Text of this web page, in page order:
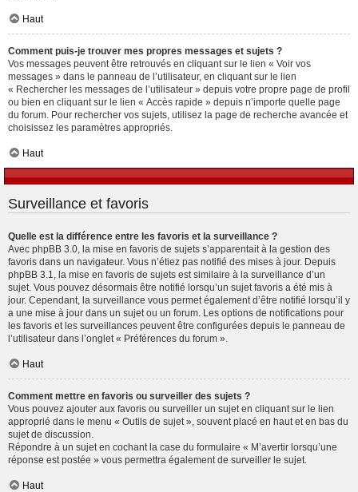
Haut
Comment puis-je trouver mes propres messages et sujets ?
Vos messages peuvent être retrouvés en cliquant sur le lien « Voir vos
messages » dans le panneau de l’utilisateur, en cliquant sur le lien
« Rechercher les messages de l’utilisateur » depuis votre propre page de profil
ou bien en cliquant sur le lien « Accès rapide » depuis n’importe quelle page
du forum. Pour rechercher vos sujets, utilisez la page de recherche avancée et
choisissez les paramètres appropriés.
Haut
Surveillance et favoris
Quelle est la différence entre les favoris et la surveillance ?
Avec phpBB 3.0, la mise en favoris de sujets s’apparentait à la gestion des
favoris dans un navigateur. Vous n’étiez pas notifié des mises à jour. Depuis
phpBB 3.1, la mise en favoris de sujets est similaire à la surveillance d’un
sujet. Vous pouvez désormais être notifié lorsqu’un sujet favoris a été mis à
jour. Cependant, la surveillance vous permet également d’être notifié lorsqu’il y
a une mise à jour dans un sujet ou un forum. Les options de notifications pour
les favoris et les surveillances peuvent être configurées depuis le panneau de
l’utilisateur dans l’onglet « Préférences du forum ».
Haut
Comment mettre en favoris ou surveiller des sujets ?
Vous pouvez ajouter aux favoris ou surveiller un sujet en cliquant sur le lien
approprié dans le menu « Outils de sujet », souvent placé en haut et en bas du
sujet de discussion.
Répondre à un sujet en cochant la case du formulaire « M’avertir lorsqu’une
réponse est postée » vous permettra également de surveiller le sujet.
Haut